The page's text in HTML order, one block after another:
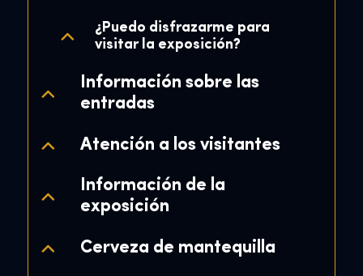
¿Puedo disfrazarme para
visitar la exposición?
Información sobre las
entradas
Atención a los visitantes
Información de la
exposición
Cerveza de mantequilla